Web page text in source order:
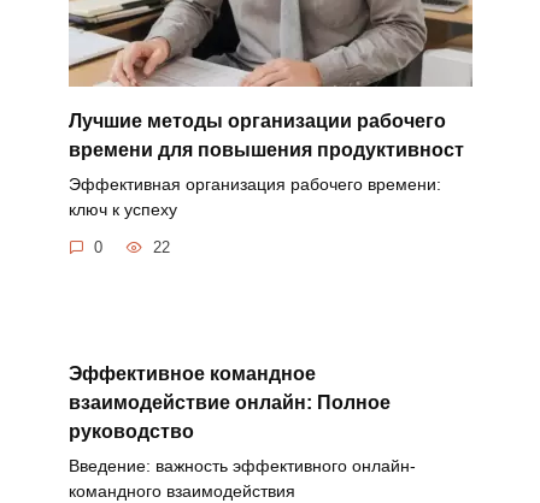
Лучшие методы организации рабочего
времени для повышения продуктивност
Эффективная организация рабочего времени:
ключ к успеху
0 22
Эффективное командное
взаимодействие онлайн: Полное
руководство
Введение: важность эффективного онлайн-
командного взаимодействия